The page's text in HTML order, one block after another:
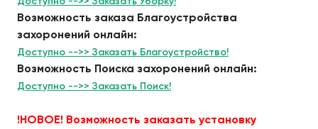
Возможность заказа Благоустройства
захоронений онлайн:
Доступно -->> Заказать Благоустройство!
Возможность Поиска захоронений онлайн:
Доступно -->> Заказать Поиск!
!НОВОЕ! Возможность заказать установку